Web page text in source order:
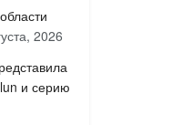
2026
и серию